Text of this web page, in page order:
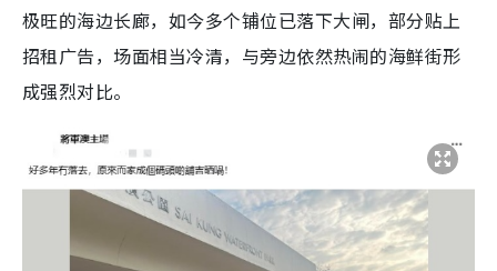
极旺的海边长廊，如今多个铺位已落下大闸，部分贴上
招租广告，场面相当冷清，与旁边依然热闹的海鲜街形
成强烈对比。